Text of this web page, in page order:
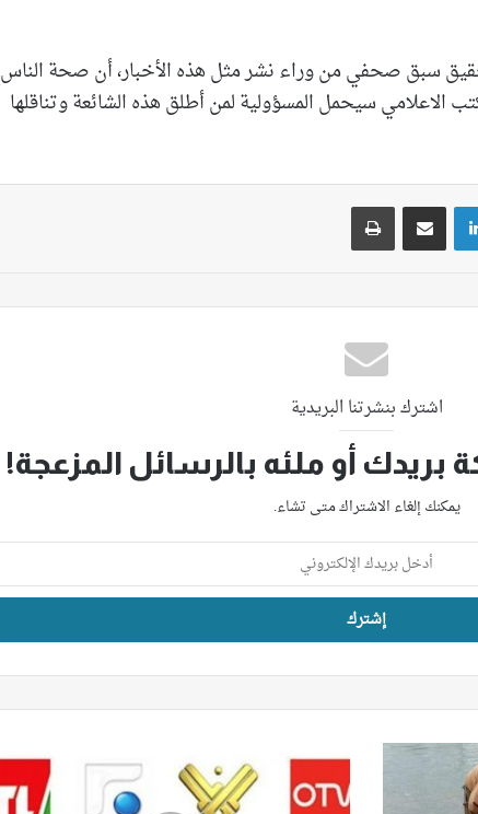
سبق صحفي من وراء نشر مثل هذه الأخبار، أن صحة الناس
الاعلامي سيحمل المسؤولية لمن أطلق هذه الشائعة وتناقلها
لينكدإن مشاركة عبر البريد طباعة
اشترك بنشرتنا البريدية
أو ملئه بالرسائل المزعجة!
يمكنك إلغاء الاشتراك متى تشاء.
مقدمات
نشرات
الأخبار